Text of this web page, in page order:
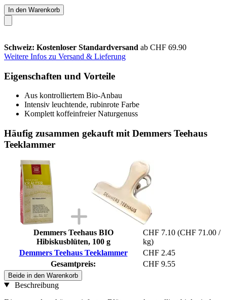
In den Warenkorb
Schweiz: Kostenloser Standardversand ab CHF 69.90
Weitere Infos zu Versand & Lieferung
Eigenschaften und Vorteile
Aus kontrolliertem Bio-Anbau
Intensiv leuchtende, rubinrote Farbe
Komplett koffeinfreier Naturgenuss
Häufig zusammen gekauft mit Demmers Teehaus
Teeklammer
Demmers Teehaus BIO
Hibiskusblüten, 100 g
CHF 7.10 (CHF 71.00 /
kg)
Demmers Teehaus Teeklammer
CHF 2.45
Gesamtpreis:
CHF 9.55
Beide in den Warenkorb
Beschreibung